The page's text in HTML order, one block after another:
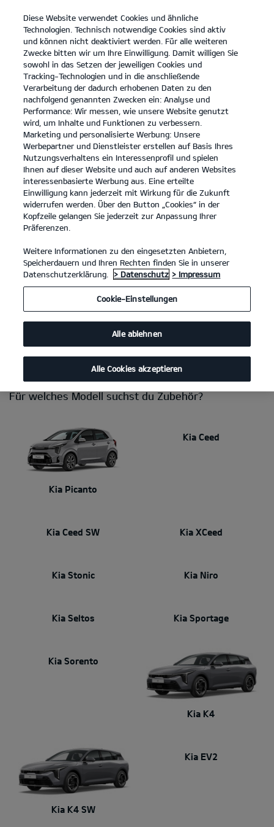
open
menu
KONTAKT
KIA ZUBEHÖR
KIA ZUBEHÖR
KIA ORIGINALZUBEHÖR – DAMIT DEIN AUTO ZU DIR
PASST.
Du brauchst eine Anhängerkupplung, willst das Interieur
persönlicher gestalten, Fahrräder transportieren oder einen sicheren
Auto perfekt auf deinen Alltag ab. Dabei kannst du dich immer auf
makellose Qualität und Passgenauigkeit verlassen. Dein Kia Händler
berät dich gerne!
Für welches Modell suchst du Zubehör?
Kia Picanto
Kia Ceed
Kia Ceed SW Kia XCeed
Kia Stonic Kia Niro
Kia Seltos Kia Sportage
Kia Sorento
Kia K4
Kia K4 SW
Kia EV2
Diese Website verwendet Cookies und ähnliche
Technologien. Technisch notwendige Cookies sind aktiv
und können nicht deaktiviert werden. Für alle weiteren
Zwecke bitten wir um Ihre Einwilligung. Damit willigen Sie
sowohl in das Setzen der jeweiligen Cookies und
Tracking-Technologien und in die anschließende
Verarbeitung der dadurch erhobenen Daten zu den
nachfolgend genannten Zwecken ein: Analyse und
Performance: Wir messen, wie unsere Website genutzt
wird, um Inhalte und Funktionen zu verbessern.
Marketing und personalisierte Werbung: Unsere
Werbepartner und Dienstleister erstellen auf Basis Ihres
Nutzungsverhaltens ein Interessenprofil und spielen
Ihnen auf dieser Website und auch auf anderen Websites
interessenbasierte Werbung aus. Eine erteilte
Einwilligung kann jederzeit mit Wirkung für die Zukunft
widerrufen werden. Über den Button „Cookies“ in der
Kopfzeile gelangen Sie jederzeit zur Anpassung Ihrer
Präferenzen.
Weitere Informationen zu den eingesetzten Anbietern,
Speicherdauern und Ihren Rechten finden Sie in unserer
Datenschutzerklärung.
> Datenschutz > Impressum
Cookie-Einstellungen
Alle ablehnen
Alle Cookies akzeptieren